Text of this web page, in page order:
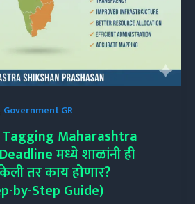
Government GR
Tagging Maharashtra
मध्ये शाळांनी ही
केली तर काय होणार?
by-Step Guide)